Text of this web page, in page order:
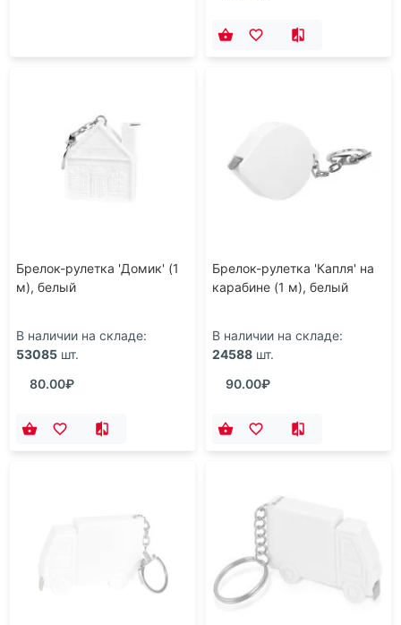
Брелок-рулетка 'Домик' (1
м), белый
В наличии на складе:
53085 шт.
80.00₽
Брелок-рулетка 'Капля' на
карабине (1 м), белый
В наличии на складе:
24588 шт.
90.00₽